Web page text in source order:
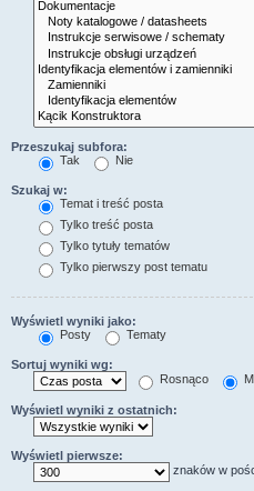
Przeszukaj subfora:
Tak
Nie
Szukaj w:
Temat i treść posta
Tylko treść posta
Tylko tytuły tematów
Tylko pierwszy post tematu
Wyświetl wyniki jako:
Posty
Tematy
Sortuj wyniki wg:
Rosnąco
Wyświetl wyniki z ostatnich:
Wyświetl pierwsze:
znaków w